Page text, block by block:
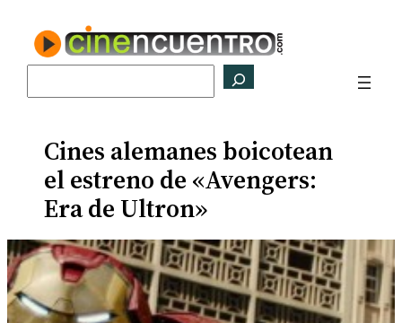
contenido
Cines alemanes boicotean
el estreno de «Avengers:
Era de Ultron»